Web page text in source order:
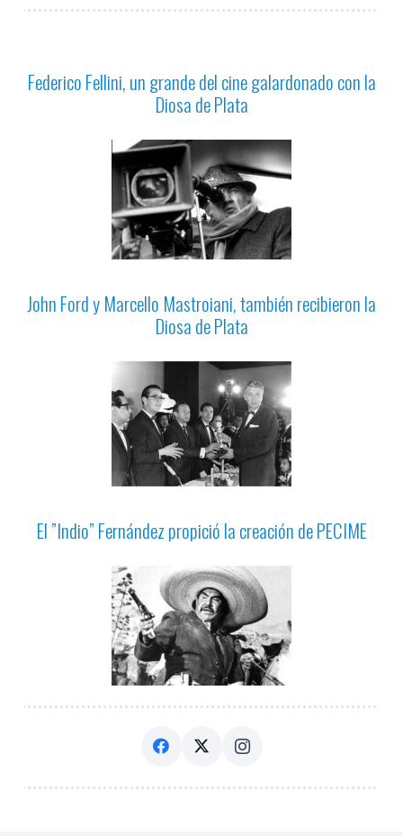
Federico Fellini, un grande del cine galardonado con la
Diosa de Plata
John Ford y Marcello Mastroiani, también recibieron la
Diosa de Plata
El ”Indio” Fernández propició la creación de PECIME